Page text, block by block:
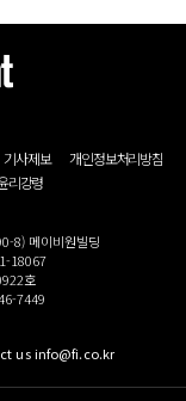
기사제보
개인정보처리방침
리강령
8) 메이비원빌딩
18067
호
7449
us info@fi.co.kr